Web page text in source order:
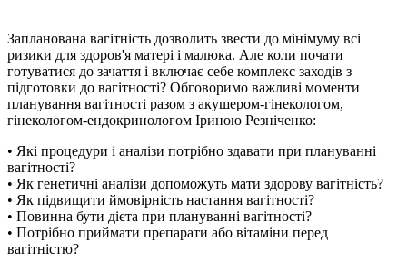
Запланована вагітність дозволить звести до мінімуму всі
ризики для здоров'я матері і малюка. Але коли почати
готуватися до зачаття і включає себе комплекс заходів з
підготовки до вагітності? Обговоримо важливі моменти
планування вагітності разом з акушером-гінекологом,
гінекологом-ендокринологом Іриною Резніченко:
• Які процедури і аналізи потрібно здавати при плануванні
вагітності?
• Як генетичні аналізи допоможуть мати здорову вагітність?
• Як підвищити ймовірність настання вагітності?
• Повинна бути дієта при плануванні вагітності?
• Потрібно приймати препарати або вітаміни перед
вагітністю?